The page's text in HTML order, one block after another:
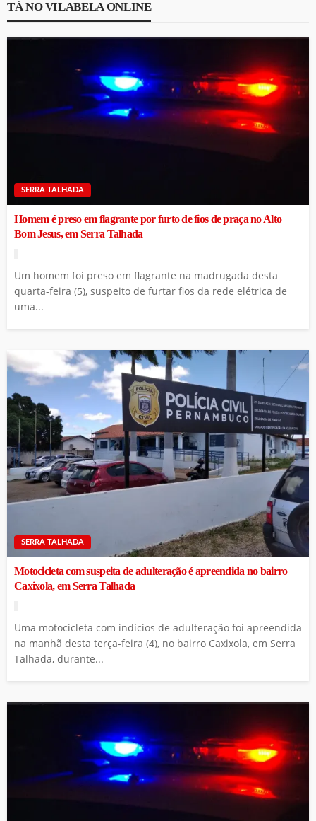
TÁ NO VILABELA ONLINE
SERRA TALHADA
Homem é preso em flagrante por furto de fios de praça no Alto
Bom Jesus, em Serra Talhada
Um homem foi preso em flagrante na madrugada desta
quarta-feira (5), suspeito de furtar fios da rede elétrica de
uma...
SERRA TALHADA
Motocicleta com suspeita de adulteração é apreendida no bairro
Caxixola, em Serra Talhada
Uma motocicleta com indícios de adulteração foi apreendida
na manhã desta terça-feira (4), no bairro Caxixola, em Serra
Talhada, durante...